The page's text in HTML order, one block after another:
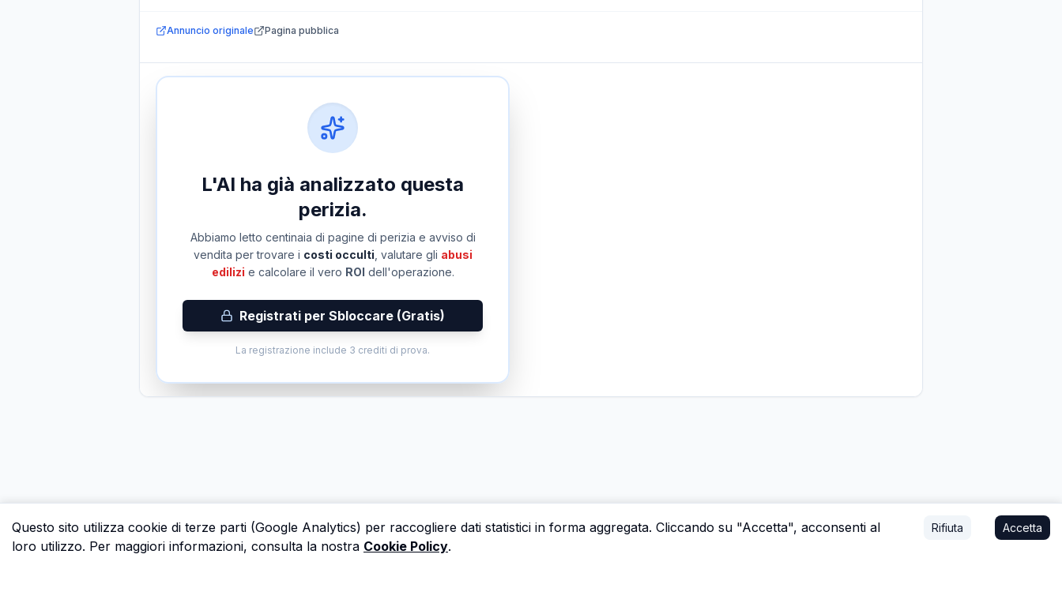
Annuncio originale Pagina pubblica
L'AI ha già analizzato questa
perizia.
Abbiamo letto centinaia di pagine di perizia e avviso di
vendita per trovare i costi occulti , valutare gli abusi
edilizi e calcolare il vero ROI dell'operazione.
Registrati per Sbloccare (Gratis)
La registrazione include 3 crediti di prova.
Questo sito utilizza cookie di terze parti (Google Analytics) per raccogliere dati statistici in forma aggregata. Cliccando su "Accetta", acconsenti al
loro utilizzo. Per maggiori informazioni, consulta la nostra Cookie Policy.
Rifiuta Accetta